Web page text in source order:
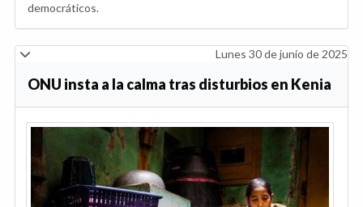
democráticos.
Lunes 30 de junio de 2025
ONU insta a la calma tras disturbios en Kenia